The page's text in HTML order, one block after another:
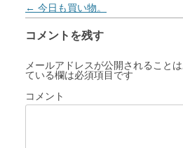
投稿ナビゲーション
← 今日も買い物。
コメントを残す
メールアドレスが公開されることは
ている欄は必須項目です
コメント